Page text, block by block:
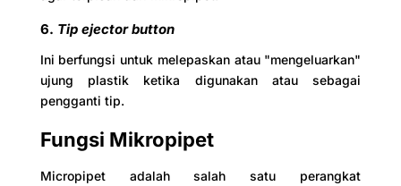
6. Tip ejector button
Ini berfungsi untuk melepaskan atau "mengeluarkan"
ujung plastik ketika digunakan atau sebagai
pengganti tip.
Fungsi Mikropipet
Micropipet adalah salah satu perangkat